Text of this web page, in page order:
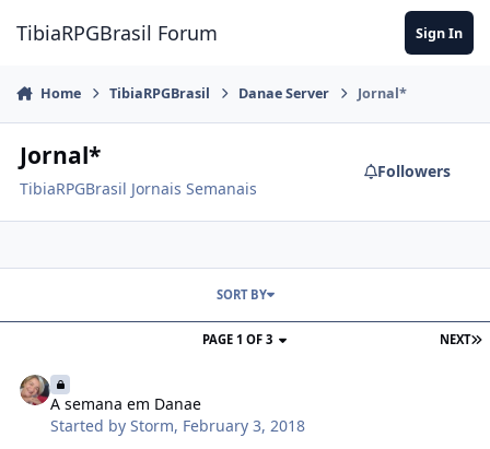
TibiaRPGBrasil Forum Sign In
Home TibiaRPGBrasil Danae Server Jornal*
Jornal*
TibiaRPGBrasil Jornais Semanais
Followers
NEXT
PAGE 1 OF 3
SORT BY
A semana em Danae
Started byStorm, February 3, 2018